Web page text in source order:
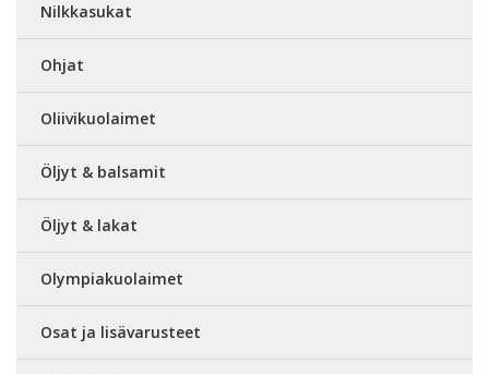
Nilkkasukat
Ohjat
Oliivikuolaimet
Öljyt & balsamit
Öljyt & lakat
Olympiakuolaimet
Osat ja lisävarusteet